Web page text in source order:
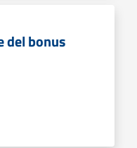
del bonus